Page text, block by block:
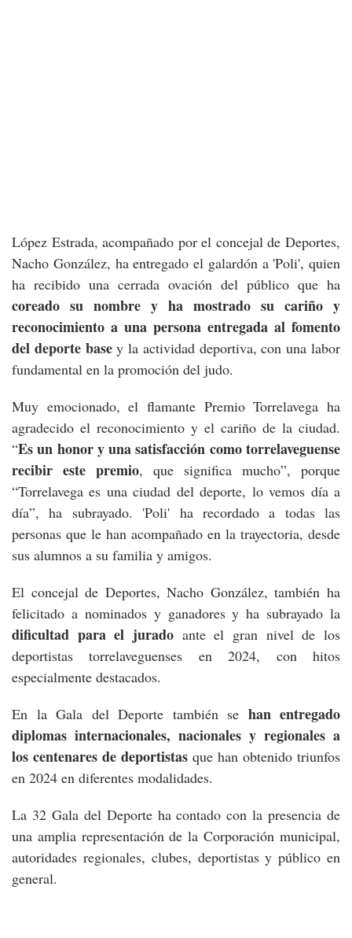
López Estrada, acompañado por el concejal de Deportes,
Nacho González, ha entregado el galardón a 'Poli', quien
ha recibido una cerrada ovación del público que ha
coreado su nombre y ha mostrado su cariño y
reconocimiento a una persona entregada al fomento
del deporte basey la actividad deportiva, con una labor
fundamental en la promoción del judo.
Muy emocionado, el flamante Premio Torrelavega ha
agradecido el reconocimiento y el cariño de la ciudad.
“Es un honor y una satisfacción como torrelaveguense
recibir este premio, que significa mucho”, porque
“Torrelavega es una ciudad del deporte, lo vemos día a
día”, ha subrayado. 'Poli' ha recordado a todas las
personas que le han acompañado en la trayectoria, desde
sus alumnos a su familia y amigos.
El concejal de Deportes, Nacho González, también ha
felicitado a nominados y ganadores y ha subrayado la
dificultad para el jurado ante el gran nivel de los
deportistas torrelaveguenses en 2024, con hitos
especialmente destacados.
En la Gala del Deporte también se han entregado
diplomas internacionales, nacionales y regionales a
los centenares de deportistas que han obtenido triunfos
en 2024 en diferentes modalidades.
La 32 Gala del Deporte ha contado con la presencia de
una amplia representación de la Corporación municipal,
autoridades regionales, clubes, deportistas y público en
general.